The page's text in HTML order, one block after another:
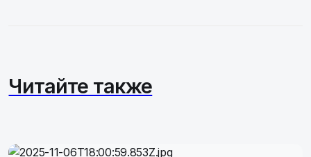
Читайте также